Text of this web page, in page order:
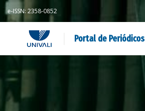
e-ISSN: 2358-0852
Portal de Periódicos